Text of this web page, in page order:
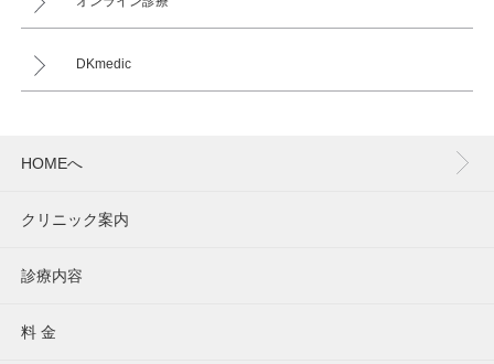
DKmedic
HOMEへ
クリニック案内
診療内容
料 金